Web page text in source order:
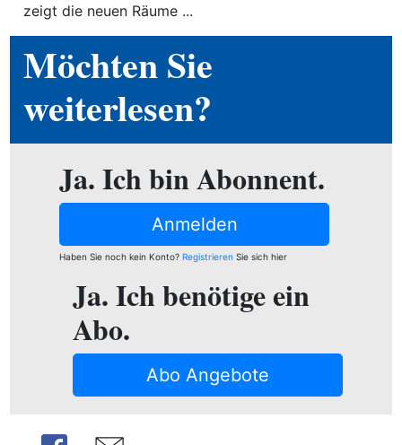
zeigt die neuen Räume ...
Möchten Sie
weiterlesen?
Ja. Ich bin Abonnent.
Anmelden
Haben Sie noch kein Konto? RegistrierenSie sich hier
Ja. Ich benötige ein
Abo.
Abo Angebote